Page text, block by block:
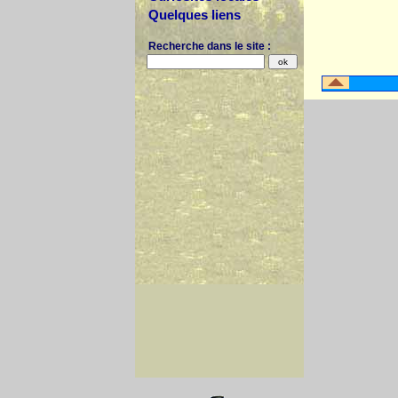
Quelques liens
Recherche dans le site :